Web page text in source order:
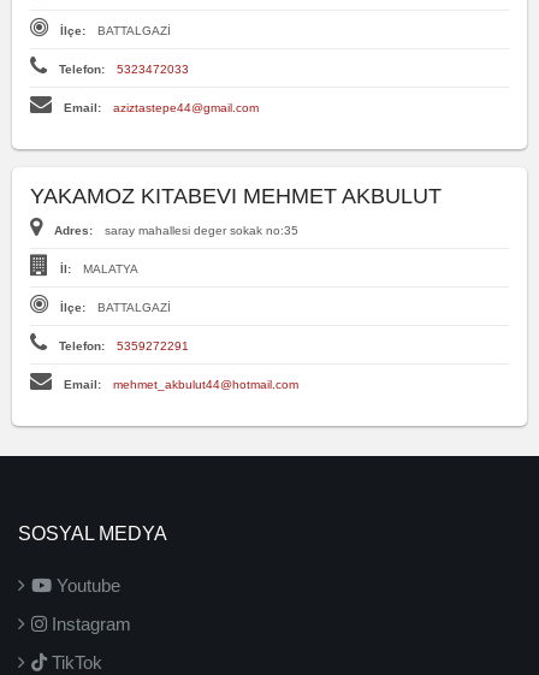
İlçe: BATTALGAZİ
Telefon: 5323472033
Email: aziztastepe44@gmail.com
YAKAMOZ KITABEVI MEHMET AKBULUT
Adres: saray mahallesi deger sokak no:35
İl: MALATYA
İlçe: BATTALGAZİ
Telefon: 5359272291
Email: mehmet_akbulut44@hotmail.com
SOSYAL MEDYA
Youtube
Instagram
TikTok